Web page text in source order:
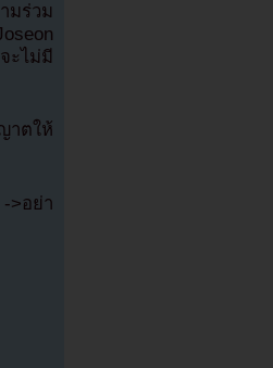
มร่วม
ะไม่มี
าตให้
>อย่า